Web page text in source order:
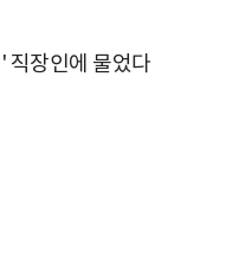
직장인에 물었다